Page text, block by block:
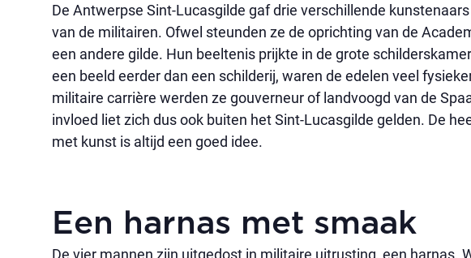
De Antwerpse Sint-Lucasgilde gaf drie verschillende
van de militairen. Ofwel steunden ze de oprichting van de
een andere gilde. Hun beeltenis prijkte in de grote
een beeld eerder dan een schilderij, waren de edelen veel
militaire carrière werden ze gouverneur of landvoogd van de
invloed liet zich dus ook buiten het Sint-Lucasgilde gelden. De
met kunst is altijd een goed idee.
Een harnas met smaak
De vier mannen zijn uitgedost in militaire uitrusting, een harnas.